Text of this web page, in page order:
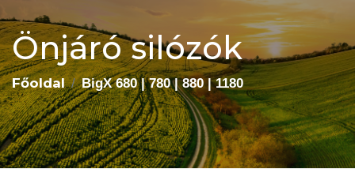
Önjáró silózók
Főoldal BigX 680 | 780 | 880 | 1180